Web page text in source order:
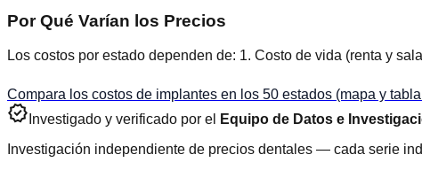
Por Qué Varían los Precios
Los costos por estado dependen de: 1. Costo de vida (renta y
Compara los costos de implantes en los 50 estados (mapa y
verified Investigado y verificado por el
Equipo de Datos e
Investigación independiente de precios dentales — cada serie